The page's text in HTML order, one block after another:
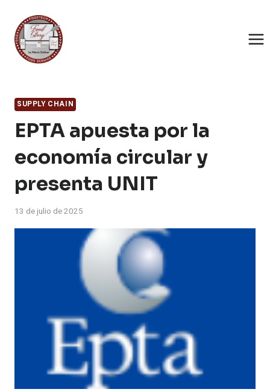
contenido
SUPPLY CHAIN
EPTA apuesta por la
economía circular y
presenta UNIT
13 de julio de 2025